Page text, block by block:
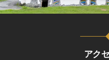
アク